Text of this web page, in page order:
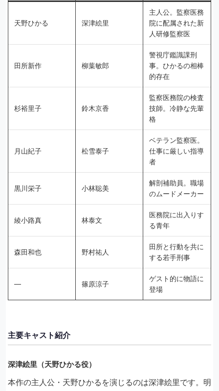
天野ひかる 深津絵里
主人公。監察医務
院に配属された新
人研修監察医
田所新作 柳葉敏郎
警視庁鑑識課刑
事。ひかるの相棒
的存在
杉裕里子 鈴木京香
監察医務院の検査
技師。冷静な先輩
格
月山紀子 松雪泰子
ベテラン監察医。
仕事に厳しい指導
者
黒川栄子 小林聡美
解剖補助員。職場
のムードメーカー
綾小路真 林泰文
医務院に出入りす
る青年
森田和也 野村祐人
田所と行動を共に
する若手刑事
― 篠原涼子
ゲスト的に物語に
登場
主要キャスト紹介
深津絵里（天野ひかる役）
本作の主人公・天野ひかるを演じるのは深津絵里です。明